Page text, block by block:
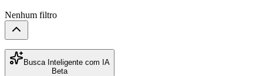
Nenhum filtro
Busca Inteligente com IA
Beta